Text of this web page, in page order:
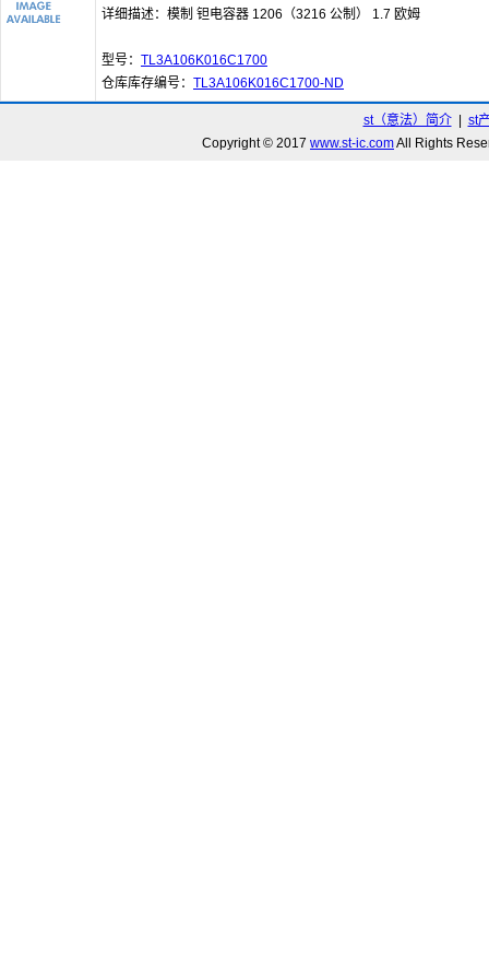
详细描述：模制 钽电容器 1206（3216 公制） 1.7 欧姆
型号： TL3A106K016C1700
仓库库存编号： TL3A106K016C1700-ND
st（意法）简介| st
Copyright © 2017 www.st-ic.comAll Rights